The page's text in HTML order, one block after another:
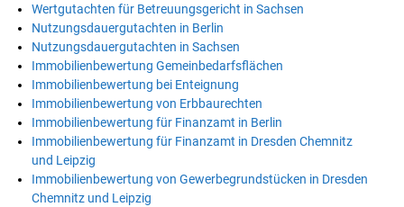
Wertgutachten für Betreuungsgericht in Sachsen
Nutzungsdauergutachten in Berlin
Nutzungsdauergutachten in Sachsen
Immobilienbewertung Gemeinbedarfsflächen
Immobilienbewertung bei Enteignung
Immobilienbewertung von Erbbaurechten
Immobilienbewertung für Finanzamt in Berlin
Immobilienbewertung für Finanzamt in Dresden Chemnitz
und Leipzig
Immobilienbewertung von Gewerbegrundstücken in Dresden
Chemnitz und Leipzig